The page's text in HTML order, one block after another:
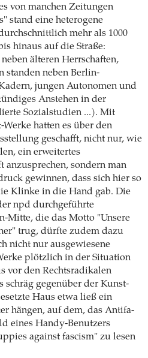
von manchen Zeitungen
stand eine heterogene
mehr als 1000
hinaus auf die Straße:
älteren Herrschaften,
standen neben Berlin-
jungen Autonomen und
Anstehen in der
Sozialstudien ...). Mit
hatten es über den
geschafft, nicht nur, wie
ein erweitertes
sondern man
gewinnen, dass sich hier so
Klinke in die Hand gab. Die
npd durchgeführte
Mitte, die das Motto "Unsere
trug, dürfte zudem dazu
nicht nur ausgewiesene
plötzlich in der Situation
vor den Rechtsradikalen
schräg gegenüber der Kunst-
Haus etwa ließ ein
hängen, auf dem, das Antifa-
eines Handy-Benutzers
against fascism" zu lesen